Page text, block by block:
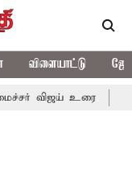
விளையாட்டு
விஜய் உரை